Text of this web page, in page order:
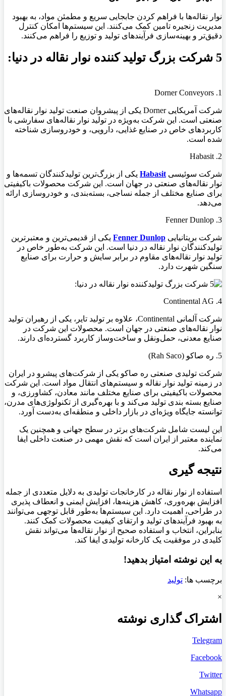
نوار نقاله‌ها با فراهم کردن جابجایی سریع و مطمئن مواد، به بهبود
مدیریت زنجیره تامین کمک می‌کنند. این سیستم‌ها امکان کنترل
دقیق‌تر و بهینه‌سازی فرآیندهای تولید و توزیع را فراهم می‌کنند.
5 شرکت بزرگ تولید کننده نوار نقاله در دنیا:
1. Dorner Conveyors
شرکت آمریکایی Dorner یکی از پیشروان صنعت تولید نوار نقاله‌های
صنعتی است. این شرکت به‌ویژه در تولید نوار نقاله‌های سفارشی با
کاربردهای خاص در صنایع غذایی، دارویی، و خودروسازی شناخته
شده است.
2. Habasit
شرکت سوئیسی Habasit یکی از بزرگ‌ترین تولیدکنندگان تسمه‌ها و
نوار نقاله‌های صنعتی در جهان است. این شرکت محصولات باکیفیتی
برای صنایع مختلف از جمله نساجی، بسته‌بندی، و خودروسازی ارائه
می‌دهد.
3. Fenner Dunlop
شرکت بریتانیایی Fenner Dunlop یکی از قدیمی‌ترین و معتبرترین
تولیدکنندگان نوار نقاله در دنیا است. این شرکت به‌طور خاص در
تولید نوار نقاله‌های مقاوم در برابر سایش و حرارت برای صنایع
سنگین شهرت دارد.
4. Continental AG
شرکت آلمانی Continental، علاوه بر تولید تایر، یکی از رهبران تولید
نوار نقاله‌های صنعتی در جهان است. محصولات این شرکت در
صنایع معدنی، حمل‌ونقل و ساخت‌وساز کاربرد گسترده‌ای دارند.
5. ره صاکو (Rah Saco)
شرکت تولیدی صنعتی ره صاکو یکی از شرکت‌های پیشرو در ایران
در زمینه تولید نوار نقاله و سیستم‌های انتقال مواد است. این شرکت
محصولات باکیفیتی برای صنایع مختلف مانند معادن، کشاورزی، و
صنایع بسته‌ بندی تولید می‌کند و با بهره‌گیری از تکنولوژی‌های مدرن،
توانسته جایگاه ویژه‌ای در بازار داخلی و منطقه‌ای به‌دست آورد.
این لیست شامل شرکت‌های برتر در سطح جهانی و همچنین یک
نماینده معتبر از ایران است که نقش مهمی در صنعت داخلی ایفا
می‌کند.
نتیجه‌ گیری
استفاده از نوار نقاله در کارخانجات تولیدی به دلایل متعددی از جمله
افزایش بهره‌وری، کاهش هزینه‌ها، افزایش ایمنی و انعطاف‌ پذیری
در طراحی، اهمیت دارد. این سیستم‌ها به‌طور قابل توجهی می‌توانند
به بهبود فرآیندهای تولید و ارتقای کیفیت محصولات کمک کنند.
بنابراین، انتخاب و استفاده صحیح از نوار نقاله‌ها می‌تواند نقش
کلیدی در موفقیت یک کارخانه تولیدی ایفا کند.
به این نوشته امتیاز بدهید!
برچسب ها: تولید
×
اشتراک گذاری نوشته
Telegram
Facebook
Twitter
Whatsapp